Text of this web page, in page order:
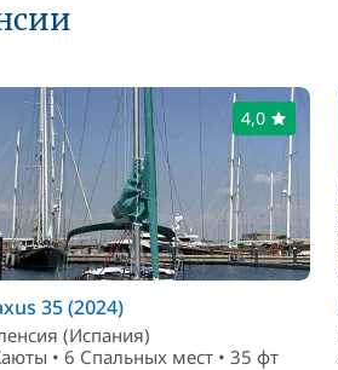
4,0
35 (2024)
(Испания)
• 6 Спальныx мест • 35 фт